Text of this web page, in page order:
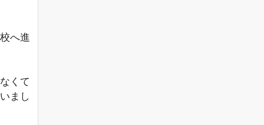
へ進
くて
まし